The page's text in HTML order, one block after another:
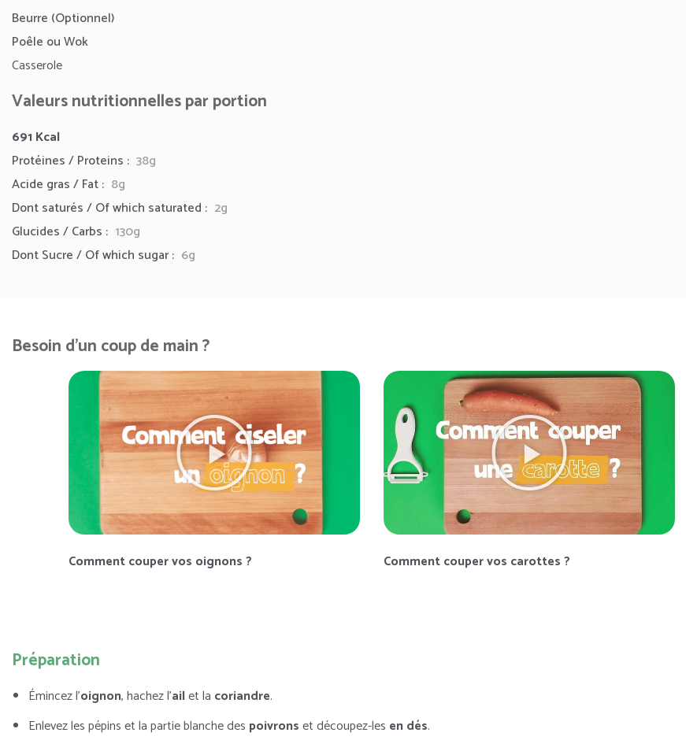
Beurre (Optionnel)
Poêle ou Wok
Casserole
Valeurs nutritionnelles par portion
691 Kcal
Protéines / Proteins : 38g
Acide gras / Fat : 8g
Dont saturés / Of which saturated : 2g
Glucides / Carbs : 130g
Dont Sucre / Of which sugar : 6g
Besoin d'un coup de main ?
Comment couper vos oignons ? Comment couper vos carottes ?
Préparation
Émincez l’oignon, hachez l’ailet la coriandre.
Enlevez les pépins et la partie blanche des poivronset découpez-les en dés.